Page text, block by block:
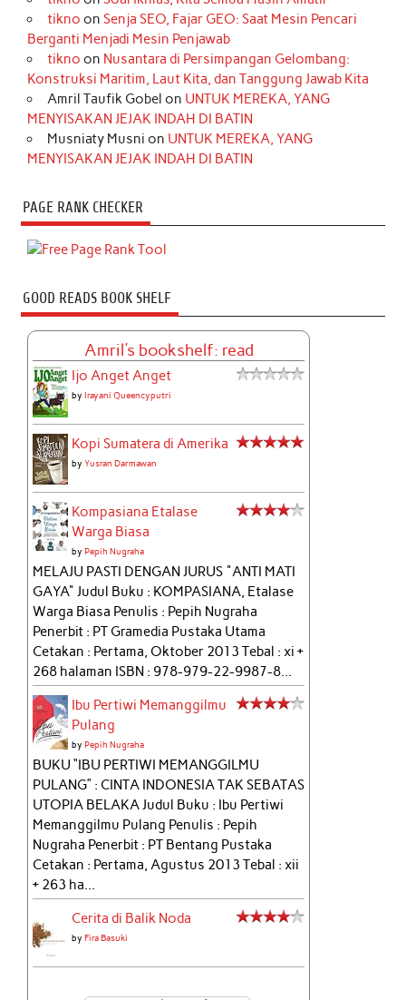
tikno on Senja SEO, Fajar GEO: Saat Mesin Pencari
Berganti Menjadi Mesin Penjawab
tikno on Nusantara di Persimpangan Gelombang:
Konstruksi Maritim, Laut Kita, dan Tanggung Jawab Kita
Amril Taufik Gobel on UNTUK MEREKA, YANG
MENYISAKAN JEJAK INDAH DI BATIN
Musniaty Musni on UNTUK MEREKA, YANG
MENYISAKAN JEJAK INDAH DI BATIN
PAGE RANK CHECKER
GOOD READS BOOK SHELF
Amril's bookshelf: read
Ijo Anget Anget
byIrayani Queencyputri
Kopi Sumatera di Amerika
byYusran Darmawan
Kompasiana Etalase
Warga Biasa
byPepih Nugraha
MELAJU PASTI DENGAN JURUS "ANTI MATI
GAYA" Judul Buku : KOMPASIANA, Etalase
Warga Biasa Penulis : Pepih Nugraha
Penerbit : PT Gramedia Pustaka Utama
Cetakan : Pertama, Oktober 2013 Tebal : xi +
268 halaman ISBN : 978-979-22-9987-8...
Ibu Pertiwi Memanggilmu
Pulang
byPepih Nugraha
BUKU “IBU PERTIWI MEMANGGILMU
PULANG” : CINTA INDONESIA TAK SEBATAS
UTOPIA BELAKA Judul Buku : Ibu Pertiwi
Memanggilmu Pulang Penulis : Pepih
Nugraha Penerbit : PT Bentang Pustaka
Cetakan : Pertama, Agustus 2013 Tebal : xii
+ 263 ha...
Cerita di Balik Noda
byFira Basuki